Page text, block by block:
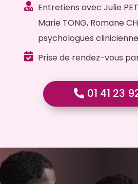
 Entretiens avec Julie
Marie TONG, Romane
psychologues
 Prise de rendez-vous
01 41 23